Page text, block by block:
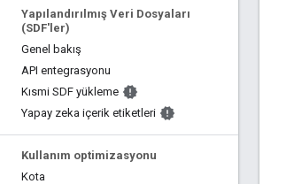
Yapılandırılmış Veri Dosyaları
(SDF'ler)
Genel bakış
API entegrasyonu
Kısmi SDF yükleme
Yapay zeka içerik etiketleri
Kullanım optimizasyonu
Kota